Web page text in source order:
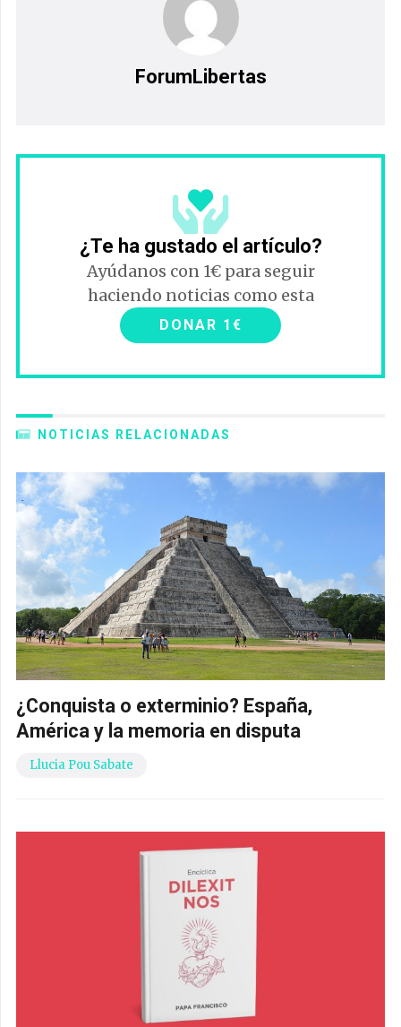
ForumLibertas
¿Te ha gustado el artículo?
Ayúdanos con 1€ para seguir
haciendo noticias como esta
DONAR 1€
NOTICIAS RELACIONADAS
¿Conquista o exterminio? España,
América y la memoria en disputa
Llucia Pou Sabate